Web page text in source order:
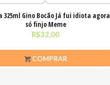
325ml Gino Bocão Já fui idiota agora
só finjo Meme
R$32,00
COMPRAR